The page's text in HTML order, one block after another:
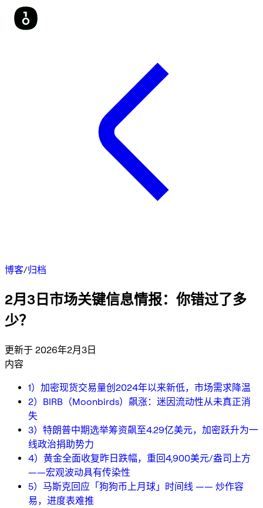
博客/归档
2月3日市场关键信息情报：你错过了多
少？
更新于 2026年2月3日
内容
1）加密现货交易量创2024年以来新低，市场需求降温
2）BIRB（Moonbirds）飙涨：迷因流动性从未真正消
失
3）特朗普中期选举筹资飙至4.29亿美元，加密跃升为一
线政治捐助势力
4）黄金全面收复昨日跌幅，重回4,900美元/盎司上方
——宏观波动具有传染性
5）马斯克回应「狗狗币上月球」时间线 —— 炒作容
易，进度表难推